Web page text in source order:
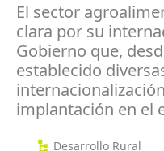
El sector
clara por su
Gobierno que,
establecido
implantación en el
Desarrollo Rural